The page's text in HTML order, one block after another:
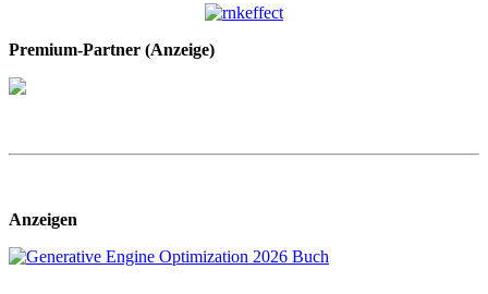
Premium-Partner (Anzeige)
Anzeigen